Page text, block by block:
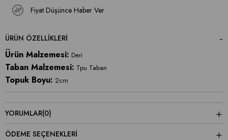
Fiyat Düşünce Haber Ver
ÜRÜN ÖZELLIKLERI
Ürün Malzemesi: Deri
Taban Malzemesi: Tpu Taban
Topuk Boyu: 2cm
YORUMLAR(0)
ÖDEME SEÇENEKLERI